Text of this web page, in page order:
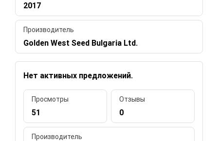
2017
Производитель
Golden West Seed Bulgaria Ltd.
Нет активных предложений.
Просмотры
51
Отзывы
0
Производитель